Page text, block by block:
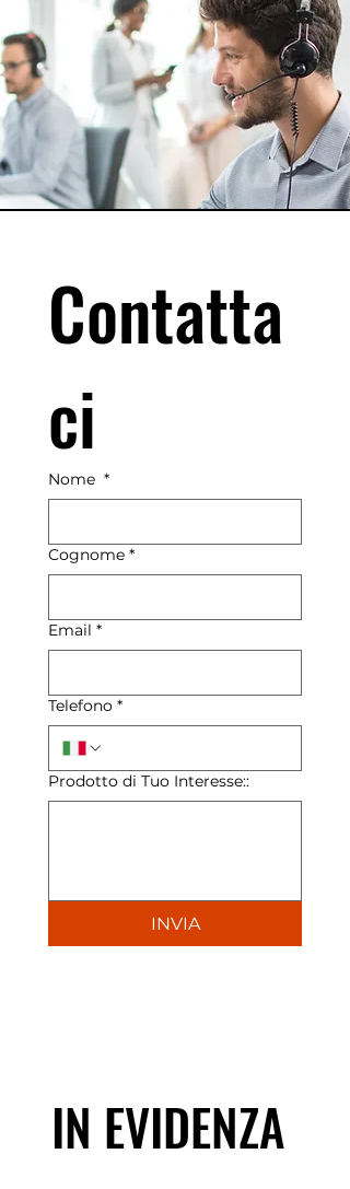
Contatta
ci
Nome *
Cognome *
Email *
Telefono *
Prodotto di Tuo Interesse::
INVIA
IN EVIDENZA